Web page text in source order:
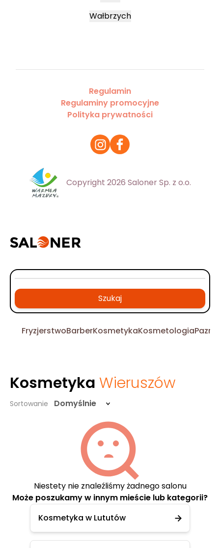
Wałbrzych
Regulamin
Regulaminy promocyjne
Polityka prywatności
Copyright 2026 Saloner Sp. z o.o.
Szukaj
FryzjerstwoBarberKosmetykaKosmetologia
Kosmetyka Wieruszów
Sortowanie Domyślnie
Niestety nie znaleźliśmy żadnego salonu
Może poszukamy w innym mieście lub kategorii?
Kosmetyka w Lututów